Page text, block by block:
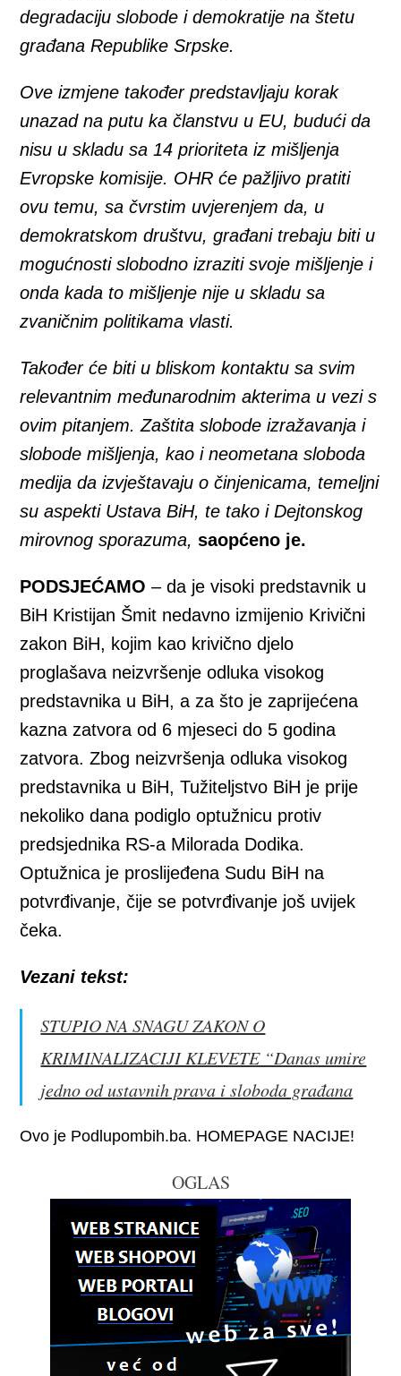
degradaciju slobode i demokratije na štetu
građana Republike Srpske.
Ove izmjene također predstavljaju korak
unazad na putu ka članstvu u EU, budući da
nisu u skladu sa 14 prioriteta iz mišljenja
Evropske komisije. OHR će pažljivo pratiti
ovu temu, sa čvrstim uvjerenjem da, u
demokratskom društvu, građani trebaju biti u
mogućnosti slobodno izraziti svoje mišljenje i
onda kada to mišljenje nije u skladu sa
zvaničnim politikama vlasti.
Također će biti u bliskom kontaktu sa svim
relevantnim međunarodnim akterima u vezi s
ovim pitanjem. Zaštita slobode izražavanja i
slobode mišljenja, kao i neometana sloboda
medija da izvještavaju o činjenicama, temeljni
su aspekti Ustava BiH, te tako i Dejtonskog
mirovnog sporazuma,saopćeno je.
PODSJEĆAMO – da je visoki predstavnik u
BiH Kristijan Šmit nedavno izmijenio Krivični
zakon BiH, kojim kao krivično djelo
proglašava neizvršenje odluka visokog
predstavnika u BiH, a za što je zaprijećena
kazna zatvora od 6 mjeseci do 5 godina
zatvora. Zbog neizvršenja odluka visokog
predstavnika u BiH, Tužiteljstvo BiH je prije
nekoliko dana podiglo optužnicu protiv
predsjednika RS-a Milorada Dodika.
Optužnica je proslijeđena Sudu BiH na
potvrđivanje, čije se potvrđivanje još uvijek
čeka.
Vezani tekst:
STUPIO NA SNAGU ZAKON O
KRIMINALIZACIJI KLEVETE “Danas umire
jedno od ustavnih prava i sloboda građana
Ovo je Podlupombih.ba. HOMEPAGE NACIJE!
OGLAS